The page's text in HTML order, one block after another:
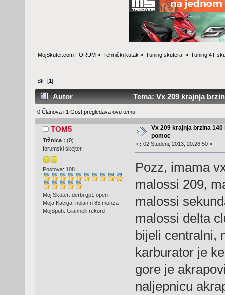
MojSkuter.com FORUM » Tehnički kutak » Tuning skutera » Tuning 4T
Str: [1]
Autor Tema: Vx 209 krajnja
0 Članova i 1 Gost pregledava ovu temu.
TOM5
Tržnica : (0)
forumski skejter
Postova: 108
Moj Skuter: derbi gp1 open
Moja Kaciga: nolan n 85 monza
MojSpuh: Giannelli rekord
Vx 209 krajnja brzina
pomoc
« : 02 Studeni, 2013, 20:28:50 »
Pozz, imama
malossi 209,
malossi
malossi delta
bijeli centralni,
karburator je
gore je
naljepnicu